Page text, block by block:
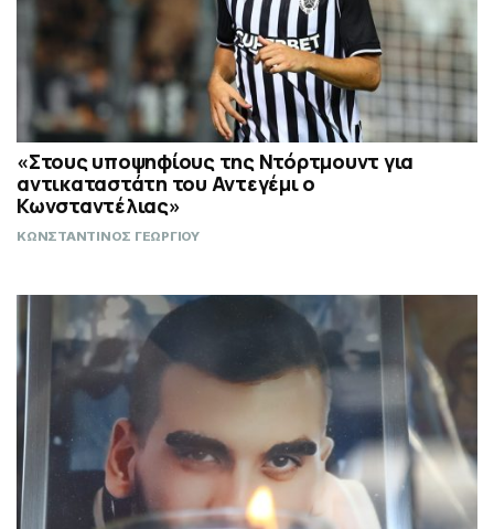
«Στους υποψηφίους της Ντόρτμουντ για
αντικαταστάτη του Αντεγέμι ο
Κωνσταντέλιας»
ΚΩΝΣΤΑΝΤΙΝΟΣ ΓΕΩΡΓΙΟΥ